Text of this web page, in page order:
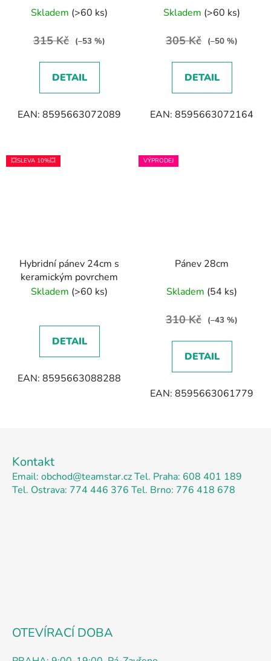
Skladem (>60 ks)
315 Kč (–53 %)
DETAIL
EAN: 8595663072089
Skladem (>60 ks)
305 Kč (–50 %)
DETAIL
EAN: 8595663072164
💥SLEVA 10%💥
Hybridní pánev 24cm s
keramickým povrchem
Skladem (>60 ks)
DETAIL
EAN: 8595663088288
VÝPRODEJ
Pánev 28cm
Skladem (54 ks)
310 Kč (–43 %)
DETAIL
EAN: 8595663061779
Kontakt
Email: obchod@teamstar.czTel. Praha: 608 401 189
Tel. Ostrava: 774 446 376 Tel. Brno: 776 418 678
OTEVÍRACÍ DOBA